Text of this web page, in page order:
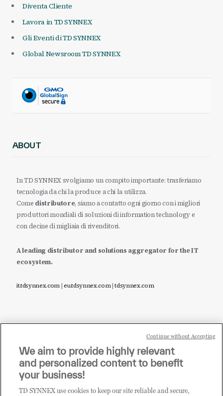
Diventa Cliente
Lavora in TD SYNNEX
Gli Eventi di TD SYNNEX
Global Newsroom TD SYNNEX
ABOUT
In TD SYNNEX svolgiamo un compito importante: trasferiamo
tecnologia da chi la produce a chi la utilizza.
Come distributore, siamo a contatto ogni giorno con i migliori
produttori mondiali di soluzioni di information technology e
con decine di migliaia di rivenditori.
A leading distributor and solutions aggregator for the IT
ecosystem.
it.tdsynnex.com|eu.tdsynnex.com|tdsynnex.com
Sei un rivenditore di tecnologia e desideri acquistare
i prodotti o le soluzioni trattate sul blog?
CLICCA QUI E DIVENTA
CLIENTE TD SYNNEX
We aim to provide highly relevant
and personalized content to benefit
your business!
TD SYNNEX use cookies to keep our site reliable and secure,
Continue without Accepting